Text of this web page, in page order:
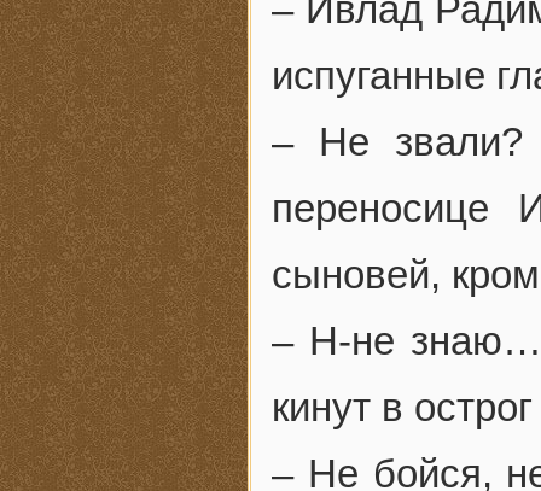
– Ивлад
испуганные
– Не звали?
переносице
сыновей,
– Н-не
кинут в
– Не бойся,